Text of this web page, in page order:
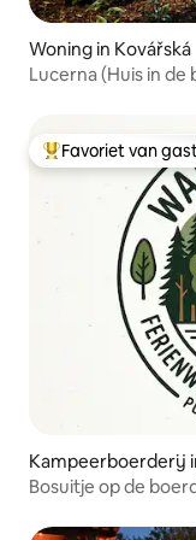
Woning in Kovářská
Lucerna (Huis in de
Topfavoriet van
Favoriet van
Kampeerboerderij
Bosuitje op de